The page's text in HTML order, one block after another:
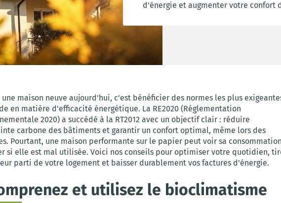
d'énergie et augmenter votre confort
maison neuve aujourd'hui, c'est bénéficier des normes les plus
en matière d'efficacité énergétique. La RE2020 (Réglementation
2020) a succédé à la RT2012 avec un objectif clair : réduire
carbone des bâtiments et garantir un confort optimal, même lors des
Pourtant, une maison performante sur le papier peut voir sa consommation
si elle est mal utilisée. Voici nos conseils pour optimiser votre quotidien,
parti de votre logement et baisser durablement vos factures d'énergie.
et utilisez le bioclimatisme